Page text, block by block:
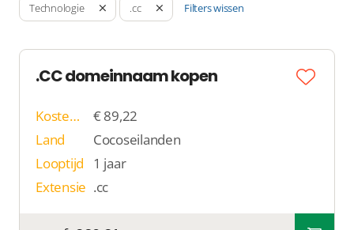
Technologie .cc Filters wissen
.CC domeinnaam kopen
Kosten p/j
€ 89,22
Land
Cocoseilanden
Looptijd
1 jaar
Extensie .cc